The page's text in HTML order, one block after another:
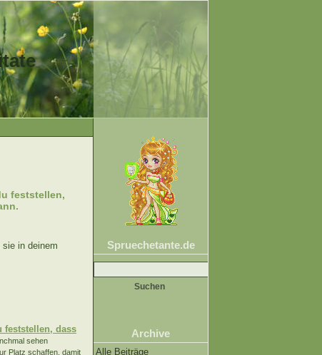
Spruechetante.de
Suche
nach:
Archive
Alle Beiträge
feststellen,
in deinem
feststellen, dass
sehen
Platz schaffen, damit